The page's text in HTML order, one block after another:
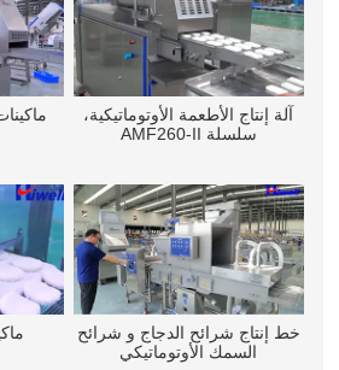
آلة إنتاج الأطعمة الأوتوماتيكية،
سلسلة AMF260-II
خط إنتاج شرائح الدجاج و شرائح
السمك الأوتوماتيكي